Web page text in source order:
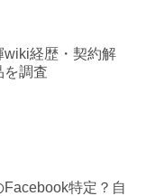
wiki経歴・契約解
を調査
Facebook特定？自